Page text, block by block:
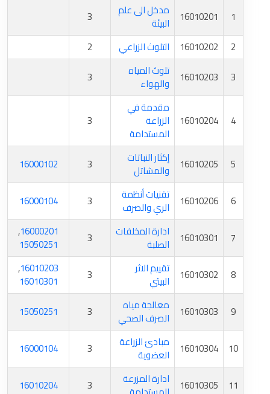
1
16010201 مدخل الى علم
البيئة
3
2
16010202 التلوث الزراعي
2
3
16010203 تلوث المياه
والهواء 3
4
16010204
مقدمة في
الزراعة
المستدامة
3
5
16010205 إكثار النباتات
والمشاتل 3
16000102
6
16010206 تقنيات أنظمة
الري والصرف 3
16000104
7
16010301 ادارة المخلفات
الصلبة 3
16000201
,
15050251
8
16010302 تقييم الاثر
البيئي 3
16010203
,
16010301
9
16010303 معالجة مياه
الصرف الصحي 3
15050251
10
16010304 مبادئ الزراعة
العضوية 3
16000104
11
16010305 ادارة المزرعة 3
16010204